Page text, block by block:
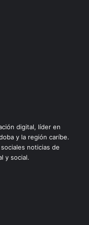
digital, líder en
y la región caríbe.
noticias de
y social.